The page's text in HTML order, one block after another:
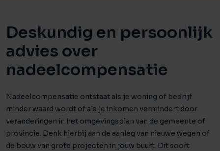
Deskundig en persoonlijk
advies over
nadeelcompensatie
Nadeelcompensatie ontstaat als je woning of bedrijf
minder waard wordt of als je inkomen vermindert door
veranderingen in het omgevingsplan van de gemeente of
provincie. Denk hierbij aan de aanleg van nieuwe wegen of
de bouw van grote projecten in jouw buurt. Dit soort